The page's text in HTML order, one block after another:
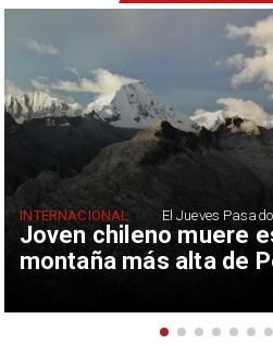
Joven chileno muere
montaña más alta de
INTERNACIONAL El Jueves